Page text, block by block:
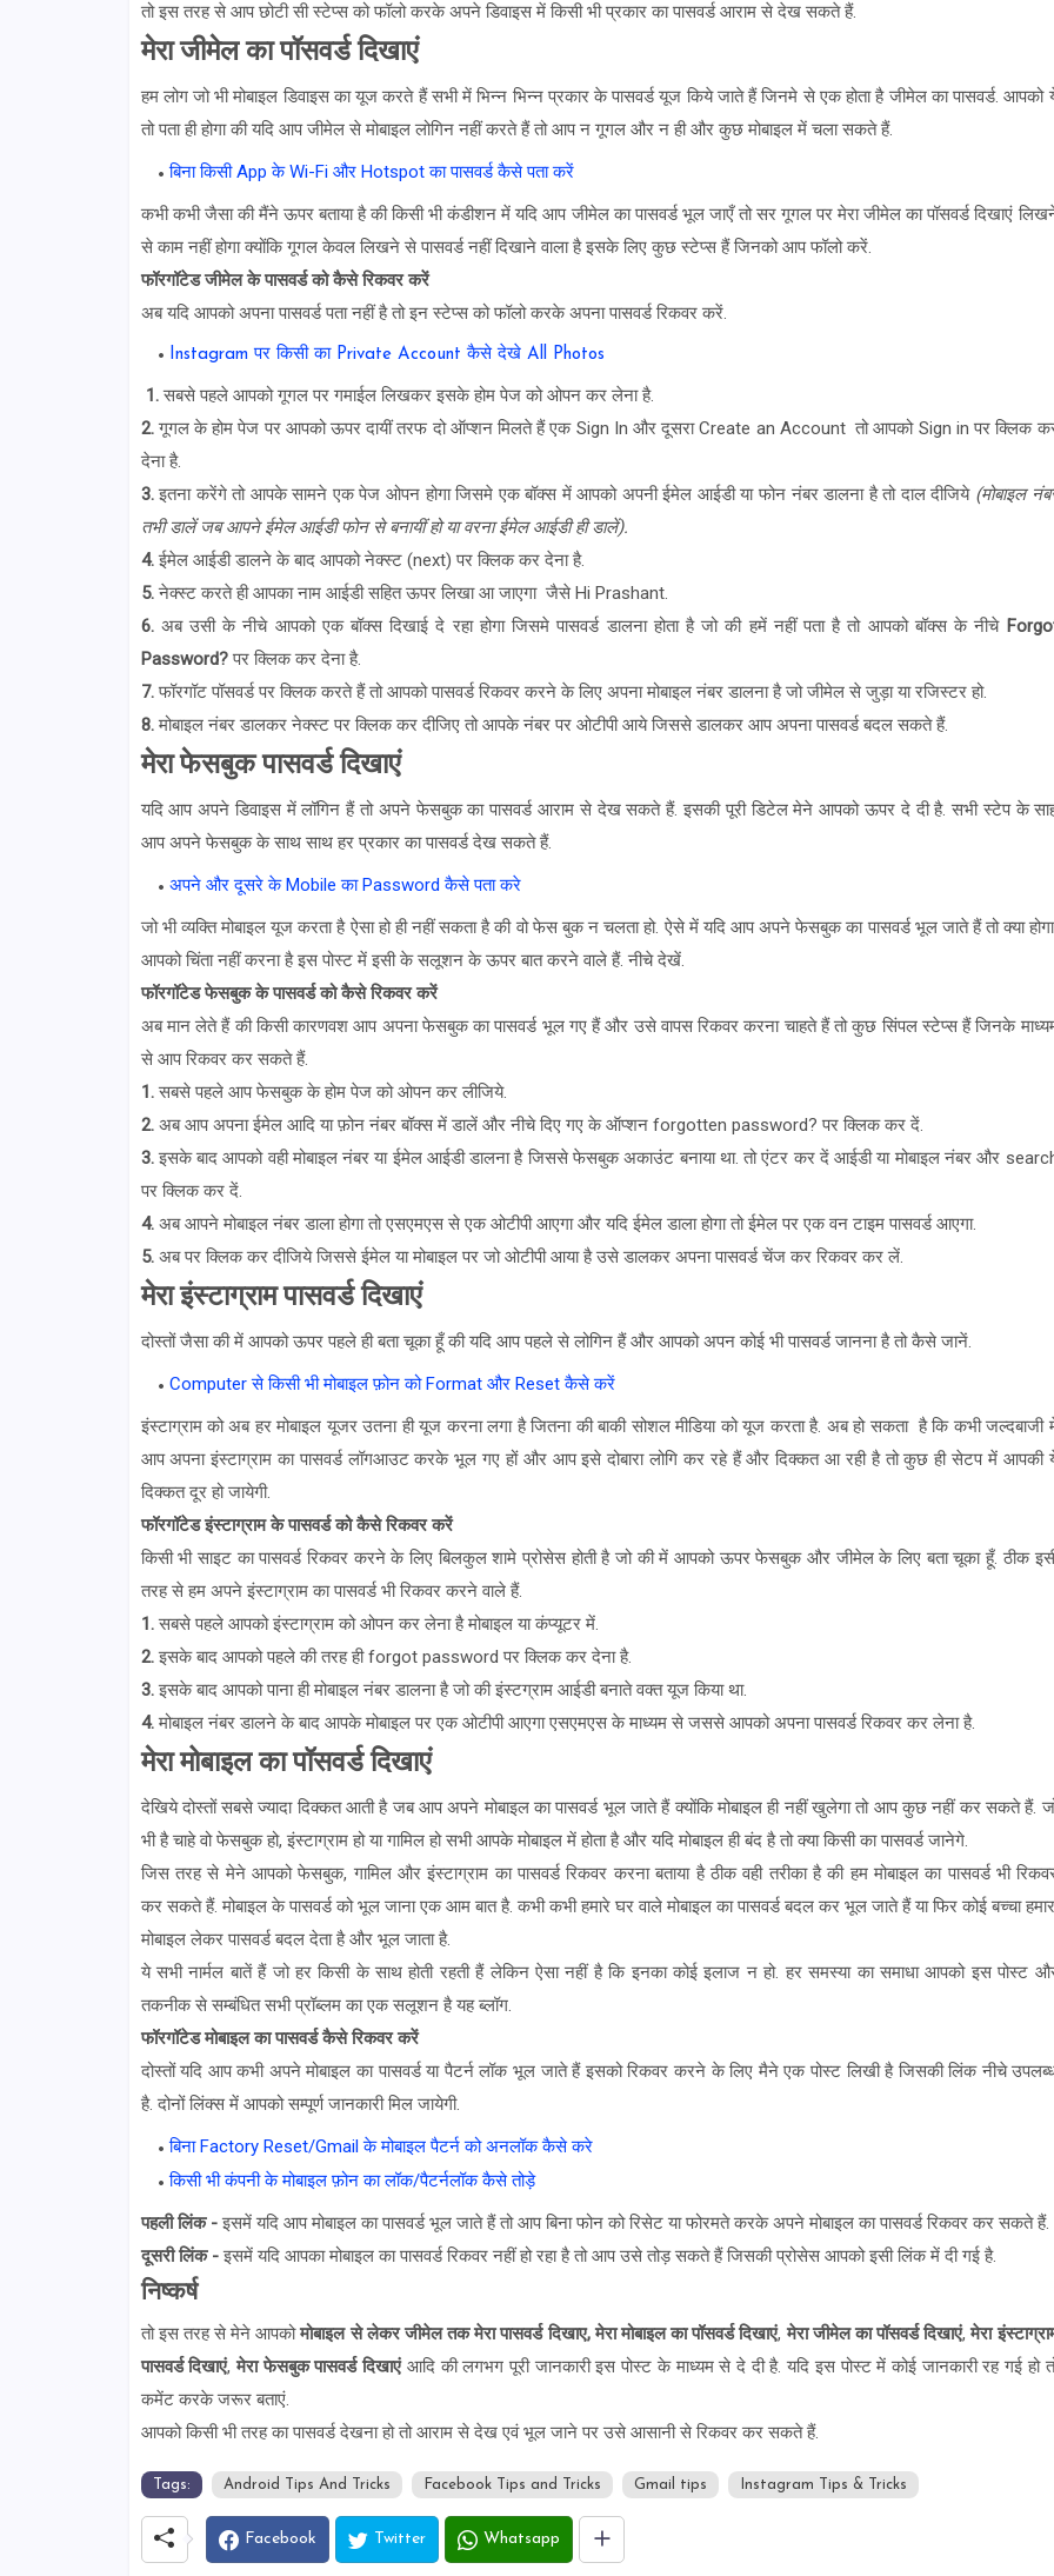
तो इस तरह से आप छोटी सी स्टेप्स को फॉलो करके अपने डिवाइस में किसी भी प्रकार का पासवर्ड आराम से देख सकते हैं.
मेरा जीमेल का पॉसवर्ड दिखाएं
हम लोग जो भी मोबाइल डिवाइस का यूज करते हैं सभी में भिन्न भिन्न प्रकार के पासवर्ड यूज किये जाते हैं जिनमे से एक होता है जीमेल का पासवर्ड. आपको
तो पता ही होगा की यदि आप जीमेल से मोबाइल लोगिन नहीं करते हैं तो आप न गूगल और न ही और कुछ मोबाइल में चला सकते हैं.
बिना किसी App के Wi-Fi और Hotspot का पासवर्ड कैसे पता करें
कभी कभी जैसा की मैंने ऊपर बताया है की किसी भी कंडीशन में यदि आप जीमेल का पासवर्ड भूल जाएँ तो सर गूगल पर मेरा जीमेल का पॉसवर्ड दिखाएं
से काम नहीं होगा क्योंकि गूगल केवल लिखने से पासवर्ड नहीं दिखाने वाला है इसके लिए कुछ स्टेप्स हैं जिनको आप फॉलो करें.
फॉरगॉटेडजीमेल के पासवर्ड को कैसेरिकवर करें
अब यदि आपको अपना पासवर्ड पता नहीं है तो इन स्टेप्स को फॉलो करके अपना पासवर्ड रिकवर करें.
Instagram पर किसी का Private Account कैसे देखे All Photos
1.सबसे पहले आपको गूगल पर गमाईल लिखकर इसके होम पेज को ओपन कर लेना है.
2.गूगल के होम पेज पर आपको ऊपर दायीं तरफ दो ऑप्शन मिलते हैं एक Sign In और दूसरा Create an Account तो आपको Sign in पर क्लिक
देना है.
3.इतना करेंगे तो आपके सामने एक पेज ओपन होगा जिसमे एक बॉक्स में आपको अपनी ईमेल आईडी या फोन नंबर डालना है तो दाल दीजिये (मोबाइल
तभी डालें जब आपने ईमेल आईडी फोन से बनायीं हो या वरना ईमेल आईडी ही डालें).
4. ईमेल आईडी डालने के बाद आपको नेक्स्ट (next) पर क्लिक कर देना है.
5. नेक्स्ट करते ही आपका नाम आईडी सहित ऊपर लिखा आ जाएगा जैसे Hi Prashant.
6.अब उसी के नीचे आपको एक बॉक्स दिखाई दे रहा होगा जिसमे पासवर्ड डालना होता है जो की हमें नहीं पता है तो आपको बॉक्स के नीचे
Password?पर क्लिक कर देना है.
7.फॉरगॉट पॉसवर्ड पर क्लिक करते हैं तो आपको पासवर्ड रिकवर करने के लिए अपना मोबाइल नंबर डालना है जो जीमेल से जुड़ा या रजिस्टर हो.
8.मोबाइल नंबर डालकर नेक्स्ट पर क्लिक कर दीजिए तो आपके नंबर पर ओटीपी आये जिससे डालकर आप अपना पासवर्ड बदल सकते हैं.
मेरा फेसबुक पासवर्ड दिखाएं
यदि आप अपने डिवाइस में लॉगिन हैं तो अपने फेसबुक का पासवर्ड आराम से देख सकते हैं. इसकी पूरी डिटेल मेने आपको ऊपर दे दी है. सभी स्टेप के
आप अपने फेसबुक के साथ साथ हर प्रकार का पासवर्ड देख सकते हैं.
अपने और दूसरे के Mobile का Password कैसे पता करे
जो भी व्यक्ति मोबाइल यूज करता है ऐसा हो ही नहीं सकता है की वो फेस बुक न चलता हो. ऐसे में यदि आप अपने फेसबुक का पासवर्ड भूल जाते हैं तो क्या
आपको चिंता नहीं करना है इस पोस्ट में इसी के सलूशन के ऊपर बात करने वाले हैं. नीचे देखें.
फॉरगॉटेडफेसबुक के पासवर्ड को कैसेरिकवर करें
अब मान लेते हैं की किसी कारणवश आप अपना फेसबुक का पासवर्ड भूल गए हैं और उसे वापस रिकवर करना चाहते हैं तो कुछ सिंपल स्टेप्स हैंजिनके
से आप रिकवर कर सकते हैं.
1.सबसे पहले आप फेसबुक के होम पेज को ओपन कर लीजिये.
2. अब आप अपना ईमेल आदि या फ़ोन नंबर बॉक्स में डालें और नीचे दिए गए के ऑप्शन forgotten password?पर क्लिक कर दें.
3. इसके बाद आपको वही मोबाइल नंबर या ईमेल आईडी डालना है जिससे फेसबुक अकाउंट बनाया था. तो एंटर कर दें आईडी या मोबाइल नंबर और
पर क्लिक कर दें.
4. अब आपने मोबाइल नंबर डाला होगा तो एसएमएस से एक ओटीपी आएगा और यदि ईमेल डाला होगा तो ईमेल पर एकवनटाइम पासवर्ड आएगा.
5. अब पर क्लिक कर दीजिये जिससे ईमेल या मोबाइल पर जो ओटीपी आया है उसे डालकर अपना पासवर्ड चेंज कर रिकवर कर लें.
मेरा इंस्टाग्राम पासवर्ड दिखाएं
दोस्तों जैसा की में आपको ऊपर पहले ही बता चूका हूँ की यदि आप पहले से लोगिन हैं और आपको अपन कोई भी पासवर्ड जानना है तो कैसे जानें.
Computer से किसी भी मोबाइल फ़ोन को Format और Reset कैसे करें
इंस्टाग्राम को अब हर मोबाइल यूजर उतना ही यूज करना लगा है जितना की बाकी सोशल मीडिया को यूज करता है. अब हो सकता है कि कभी जल्दबाजी
आप अपनाइंस्टाग्राम का पासवर्ड लॉगआउट करके भूल गए हों और आप इसे दोबारा लोगि कर रहे हैं और दिक्कत आ रही है तो कुछ ही सेटप में आपकी
दिक्कत दूर होजायेगी.
फॉरगॉटेडइंस्टाग्रामके पासवर्ड को कैसेरिकवर करें
किसी भी साइट का पासवर्ड रिकवर करने के लिए बिलकुल शामे प्रोसेस होती है जो की में आपको ऊपर फेसबुक और जीमेल के लिए बता चूका हूँ.ठीक
तरह से हम अपने इंस्टाग्राम का पासवर्ड भी रिकवर करने वाले हैं.
1. सबसे पहले आपको इंस्टाग्राम को ओपन कर लेना है मोबाइल या कंप्यूटर में.
2.इसके बाद आपको पहले की तरह ही forgot password पर क्लिक कर देना है.
3. इसके बाद आपको पाना ही मोबाइल नंबर डालना है जो की इंस्टग्राम आईडी बनाते वक्त यूज किया था.
4.मोबाइल नंबर डालने के बाद आपके मोबाइल पर एक ओटीपी आएगा एसएमएस के माध्यम से जससे आपको अपना पासवर्ड रिकवर कर लेना है.
मेरा मोबाइल का पॉसवर्ड दिखाएं
देखिये दोस्तों सबसे ज्यादा दिक्कत आती है जब आप अपने मोबाइल का पासवर्ड भूल जाते हैं क्योंकि मोबाइल ही नहीं खुलेगा तो आप कुछ नहीं कर सकते हैं.
भी है चाहे वो फेसबुक हो, इंस्टाग्राम हो या गामिल हो सभी आपके मोबाइल में होता है और यदि मोबाइल ही बंद है तो क्या किसी का पासवर्ड जानेगे.
जिस तरह से मेने आपको फेसबुक, गामिल और इंस्टाग्राम का पासवर्ड रिकवर करना बताया है ठीक वही तरीका है की हम मोबाइल का पासवर्ड भी
कर सकते हैं. मोबाइल के पासवर्ड को भूल जाना एक आम बात है. कभी कभी हमारे घर वाले मोबाइल का पासवर्ड बदल कर भूल जाते हैं या फिर कोई बच्चा
मोबाइल लेकर पासवर्ड बदल देता है और भूल जाता है.
ये सभी नार्मल बातें हैं जो हर किसी के साथ होती रहती हैं लेकिन ऐसा नहीं है कि इनका कोई इलाज न हो. हर समस्या का समाधा आपको इस पोस्ट
तकनीक से सम्बंधित सभी प्रॉब्लम का एक सलूशन है यह ब्लॉग.
फॉरगॉटेड मोबाइल का पासवर्ड कैसे रिकवर करें
दोस्तों यदि आप कभी अपने मोबाइल का पासवर्ड या पैटर्न लॉक भूल जाते हैं इसको रिकवर करने के लिए मैने एक पोस्ट लिखी है जिसकी लिंक नीचे
है. दोनों लिंक्स में आपको सम्पूर्ण जानकारी मिल जायेगी.
बिना Factory Reset/Gmail के मोबाइल पैटर्न को अनलॉक कैसे करे
किसी भी कंपनी के मोबाइल फ़ोन का लॉक/पैटर्नलॉक कैसे तोड़े
पहली लिंक -इसमें यदि आप मोबाइल का पासवर्ड भूल जाते हैं तो आप बिना फोन को रिसेट या फोरमते करके अपने मोबाइल का पासवर्ड रिकवर कर सकते हैं.
दूसरी लिंक -इसमें यदि आपका मोबाइल का पासवर्ड रिकवर नहीं हो रहा है तो आप उसे तोड़ सकते हैं जिसकी प्रोसेस आपको इसी लिंक में दी गई है.
निष्कर्ष
तो इस तरह से मेने आपकोमोबाइल से लेकर जीमेल तक मेरा पासवर्ड दिखाए, मेरा मोबाइल का पॉसवर्ड दिखाएं,मेरा जीमेल का पॉसवर्ड दिखाएं,मेरा
पासवर्ड दिखाएं,मेरा फेसबुक पासवर्ड दिखाएंआदिकी लगभग पूरी जानकारी इस पोस्ट के माध्यम से दे दी है. यदि इस पोस्ट में कोई जानकारी रह गई हो
कमेंट करके जरूर बताएं.
आपको किसी भी तरह का पासवर्ड देखना हो तो आराम से देख एवं भूल जाने पर उसे आसानी से रिकवर कर सकते हैं.
Tags: Android Tips And Tricks Facebook Tips and Tricks Gmail tips Instagram Tips & Tricks
Facebook Twitter Whatsapp